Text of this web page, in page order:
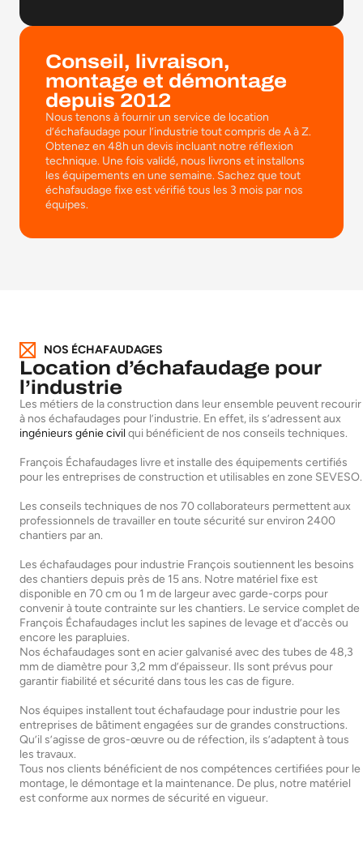
Conseil, livraison,
montage et démontage
depuis 2012
Nous tenons à fournir un service de location
d’échafaudage pour l’industrie tout compris de A à Z.
Obtenez en 48h un devis incluant notre réflexion
technique. Une fois validé, nous livrons et installons
les équipements en une semaine. Sachez que tout
échafaudage fixe est vérifié tous les 3 mois par nos
équipes.
NOS ÉCHAFAUDAGES
Location d’échafaudage pour
l’industrie
Les métiers de la construction dans leur ensemble peuvent recourir
à nos échafaudages pour l’industrie. En effet, ils s’adressent aux
ingénieurs génie civil qui bénéficient de nos conseils techniques.
François Échafaudages livre et installe des équipements certifiés
pour les entreprises de construction et utilisables en zone SEVESO.
Les conseils techniques de nos 70 collaborateurs permettent aux
professionnels de travailler en toute sécurité sur environ 2400
chantiers par an.
Les échafaudages pour industrie François soutiennent les besoins
des chantiers depuis près de 15 ans. Notre matériel fixe est
disponible en 70 cm ou 1 m de largeur avec garde-corps pour
convenir à toute contrainte sur les chantiers. Le service complet de
François Échafaudages inclut les sapines de levage et d’accès ou
encore les parapluies.
Nos échafaudages sont en acier galvanisé avec des tubes de 48,3
mm de diamètre pour 3,2 mm d’épaisseur. Ils sont prévus pour
garantir fiabilité et sécurité dans tous les cas de figure.
Nos équipes installent tout échafaudage pour industrie pour les
entreprises de bâtiment engagées sur de grandes constructions.
Qu’il s’agisse de gros-œuvre ou de réfection, ils s’adaptent à tous
les travaux.
Tous nos clients bénéficient de nos compétences certifiées pour le
montage, le démontage et la maintenance. De plus, notre matériel
est conforme aux normes de sécurité en vigueur.